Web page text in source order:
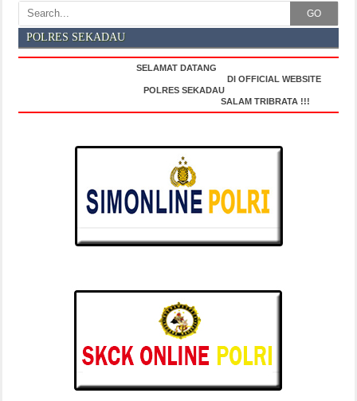
GO
POLRES SEKADAU
SELAMAT DATANG
DI OFFICIAL WEBSITE
POLRES SEKADAU
SALAM TRIBRATA !!!